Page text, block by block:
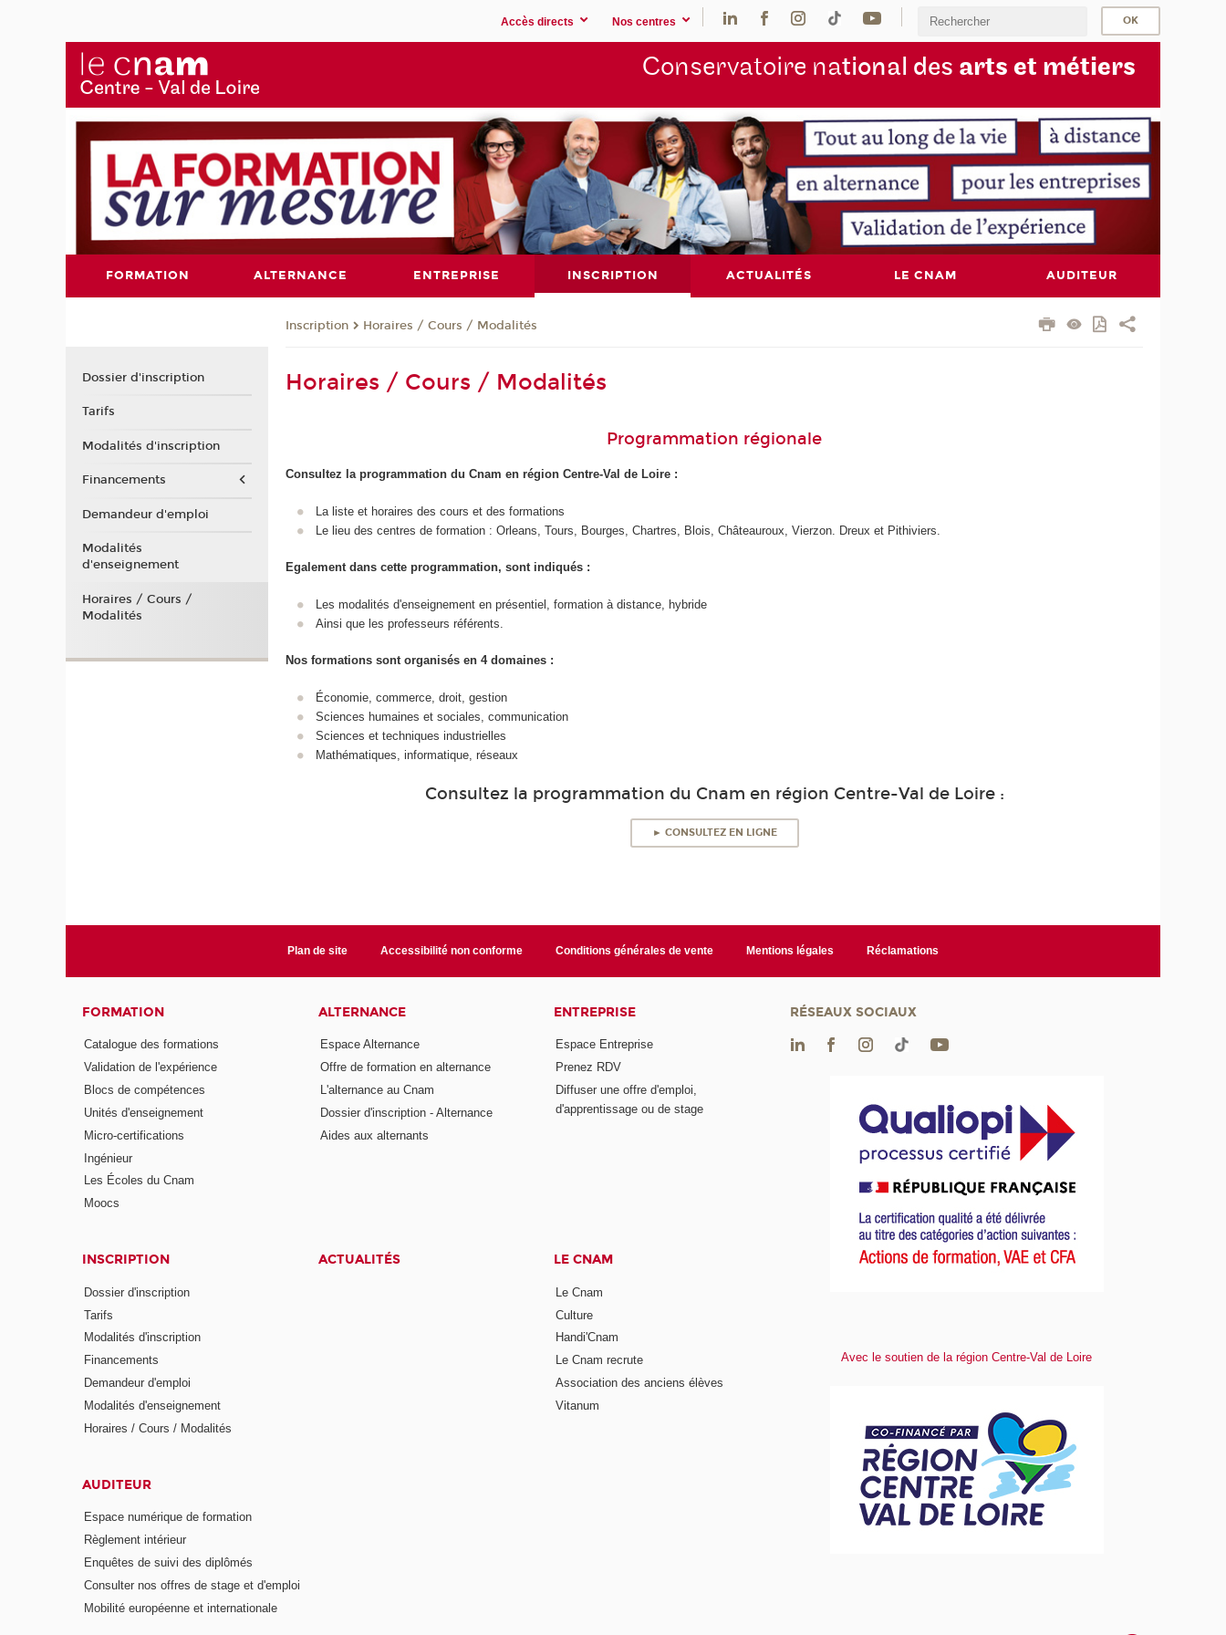
Accès directs Nos centres
Conservatoire national des arts et métiers
FORMATION ALTERNANCE ENTREPRISE INSCRIPTION ACTUALITÉS LE CNAM AUDITEUR
Inscription Horaires / Cours / Modalités
Horaires / Cours / Modalités
Programmation régionale
Consultez la programmation du Cnam en région Centre-Val de Loire :
La liste et horaires des cours et des formations
Le lieu des centres de formation : Orleans, Tours, Bourges, Chartres, Blois, Châteauroux, Vierzon. Dreux et Pithiviers.
Egalement dans cette programmation, sont indiqués :
Les modalités d'enseignement en présentiel, formation à distance, hybride
Ainsi que les professeurs référents.
Nos formations sont organisés en 4 domaines :
Économie, commerce, droit, gestion
Sciences humaines et sociales, communication
Sciences et techniques industrielles
Mathématiques, informatique, réseaux
Consultez la programmation du Cnam en région Centre-Val de Loire :
► CONSULTEZ EN LIGNE
Dossier d'inscription
Tarifs
Modalités d'inscription
Financements
Demandeur d'emploi
Modalités
d'enseignement
Horaires / Cours /
Modalités
Plan de site Accessibilité non conforme Conditions générales de vente Mentions légales Réclamations
FORMATION
Catalogue des formations
Validation de l'expérience
Blocs de compétences
Unités d'enseignement
Micro-certifications
Ingénieur
Les Écoles du Cnam
Moocs
ALTERNANCE
Espace Alternance
Offre de formation en alternance
L'alternance au Cnam
Dossier d'inscription - Alternance
Aides aux alternants
ENTREPRISE
Espace Entreprise
Prenez RDV
Diffuser une offre d'emploi,
d'apprentissage ou de stage
INSCRIPTION
Dossier d'inscription
Tarifs
Modalités d'inscription
Financements
Demandeur d'emploi
Modalités d'enseignement
Horaires / Cours / Modalités
ACTUALITÉS LE CNAM
Le Cnam
Culture
Handi'Cnam
Le Cnam recrute
Association des anciens élèves
Vitanum
AUDITEUR
Espace numérique de formation
Règlement intérieur
Enquêtes de suivi des diplômés
Consulter nos offres de stage et d'emploi
Mobilité européenne et internationale
RÉSEAUX SOCIAUX
Avec le soutien de la région Centre-Val de Loire